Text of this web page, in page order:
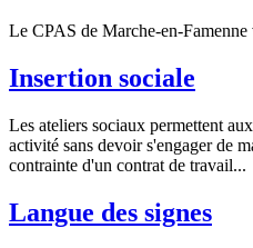
Le CPAS de Marche-en-
Insertion sociale
Les ateliers sociaux permettent
activité sans devoir s'engager de
contrainte d'un contrat de travail...
Langue des signes